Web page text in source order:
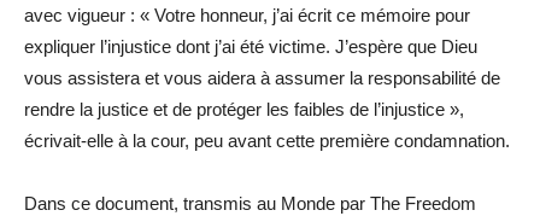
avec vigueur : « Votre honneur, j’ai écrit ce mémoire pour
expliquer l’injustice dont j’ai été victime. J’espère que Dieu
vous assistera et vous aidera à assumer la responsabilité de
rendre la justice et de protéger les faibles de l’injustice »,
écrivait-elle à la cour, peu avant cette première condamnation.
Dans ce document, transmis au Monde par The Freedom